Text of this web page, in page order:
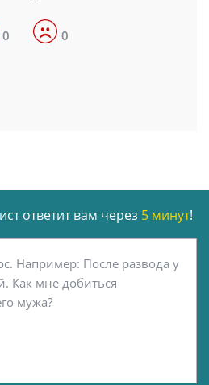
0 0
ответит вам через 5 минут!